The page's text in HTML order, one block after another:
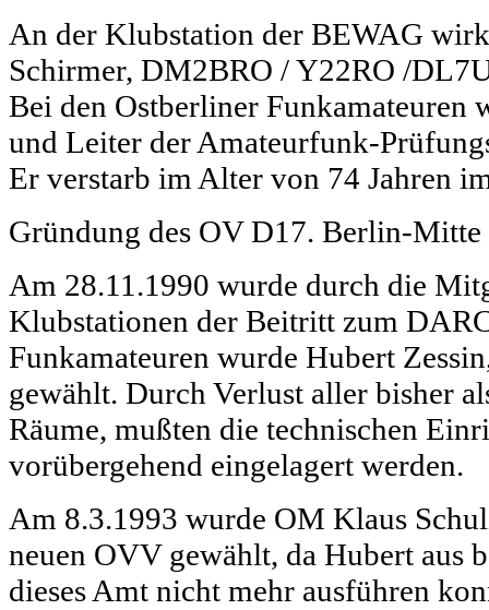
An der Klubstation der BEWAG
Schirmer, DM2BRO / Y22RO /
Bei den Ostberliner Funkamateuren
und Leiter der Amateurfunk-
Er verstarb im Alter von 74 Jahren
Gründung des OV D17. Berlin-
Am 28.11.1990 wurde durch die
Klubstationen der Beitritt zum
Funkamateuren wurde Hubert
gewählt. Durch Verlust aller bisher
Räume, mußten die technischen
vorübergehend eingelagert werden.
Am 8.3.1993 wurde OM Klaus
neuen OVV gewählt, da Hubert aus
dieses Amt nicht mehr ausführen